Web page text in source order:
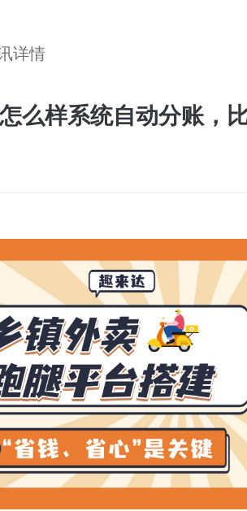
详情
么样系统自动分账，